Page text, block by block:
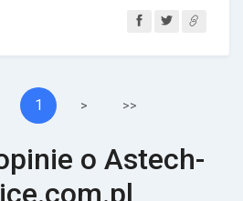
1 > >>
o Astech-